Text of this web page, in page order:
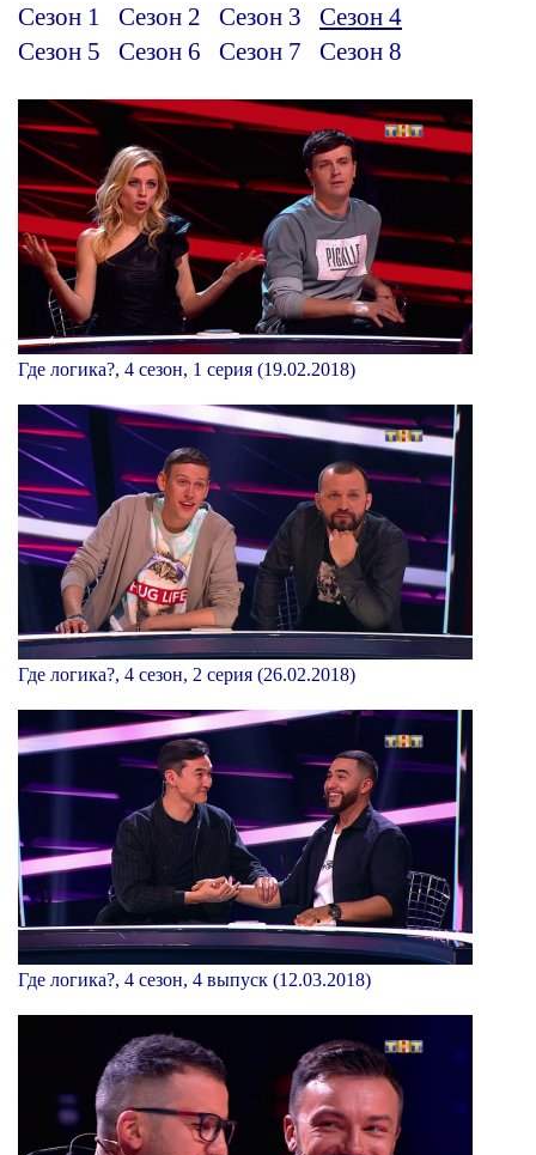
Сезон 1 Сезон 2 Сезон 3
Сезон 4
Сезон 5
Сезон 6 Сезон 7 Сезон 8
Где логика?, 4 сезон, 1 серия (19.02.2018)
Где логика?, 4 сезон, 2 серия (26.02.2018)
Где логика?, 4 сезон, 4 выпуск (12.03.2018)